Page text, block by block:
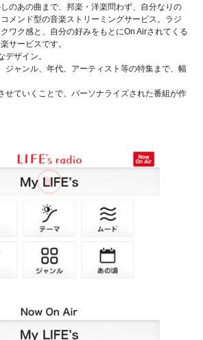
のあの曲まで、邦楽・洋楽問わず、自分なりの
メンド型の音楽ストリーミングサービス。ラジ
ワク感と、自分の好みをもとにOn Airされてくる
サービスです。
ザイン。
ジャンル、年代、アーティスト等の特集まで、幅
せていくことで、パーソナライズされた番組が作